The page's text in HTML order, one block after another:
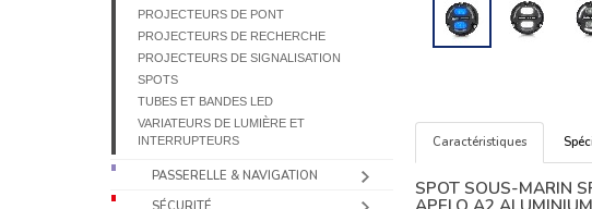
PROJECTEURS DE PONT
PROJECTEURS DE RECHERCHE
PROJECTEURS DE SIGNALISATION
SPOTS
TUBES ET BANDES LED
VARIATEURS DE LUMIÈRE ET
INTERRUPTEURS
PASSERELLE & NAVIGATION
Caractéristiques
SPOT SOUS-MARIN